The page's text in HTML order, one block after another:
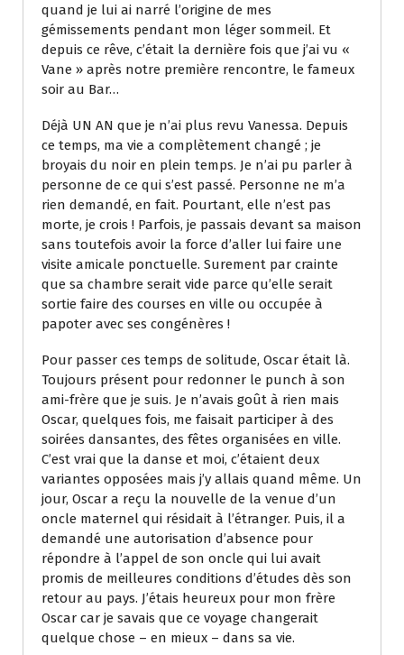
quand je lui ai narré l’origine de mes
gémissements pendant mon léger sommeil. Et
depuis ce rêve, c’était la dernière fois que j’ai vu «
Vane » après notre première rencontre, le fameux
soir au Bar…
Déjà UN AN que je n’ai plus revu Vanessa. Depuis
ce temps, ma vie a complètement changé ; je
broyais du noir en plein temps. Je n’ai pu parler à
personne de ce qui s’est passé. Personne ne m’a
rien demandé, en fait. Pourtant, elle n’est pas
morte, je crois ! Parfois, je passais devant sa maison
sans toutefois avoir la force d’aller lui faire une
visite amicale ponctuelle. Surement par crainte
que sa chambre serait vide parce qu’elle serait
sortie faire des courses en ville ou occupée à
papoter avec ses congénères !
Pour passer ces temps de solitude, Oscar était là.
Toujours présent pour redonner le punch à son
ami-frère que je suis. Je n’avais goût à rien mais
Oscar, quelques fois, me faisait participer à des
soirées dansantes, des fêtes organisées en ville.
C’est vrai que la danse et moi, c’étaient deux
variantes opposées mais j’y allais quand même. Un
jour, Oscar a reçu la nouvelle de la venue d’un
oncle maternel qui résidait à l’étranger. Puis, il a
demandé une autorisation d’absence pour
répondre à l’appel de son oncle qui lui avait
promis de meilleures conditions d’études dès son
retour au pays. J’étais heureux pour mon frère
Oscar car je savais que ce voyage changerait
quelque chose – en mieux – dans sa vie.